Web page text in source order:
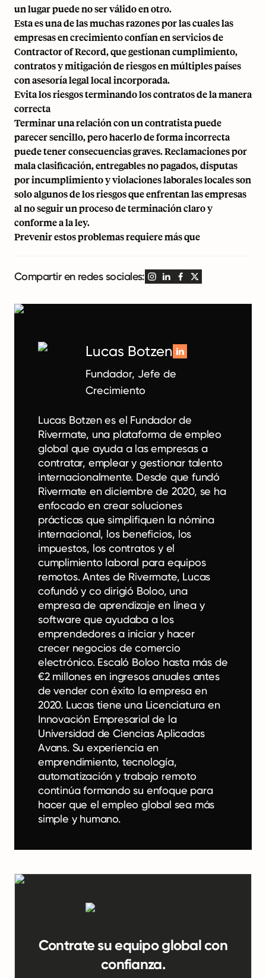
un lugar puede no ser válido en otro.
Esta es una de las muchas razones por las cuales las
empresas en crecimiento confían en servicios de
Contractor of Record, que gestionan cumplimiento,
contratos y mitigación de riesgos en múltiples países
con asesoría legal local incorporada.
Evita los riesgos terminando los contratos de la manera
correcta
Terminar una relación con un contratista puede
parecer sencillo, pero hacerlo de forma incorrecta
puede tener consecuencias graves. Reclamaciones por
mala clasificación, entregables no pagados, disputas
por incumplimiento y violaciones laborales locales son
solo algunos de los riesgos que enfrentan las empresas
al no seguir un proceso de terminación claro y
conforme a la ley.
Prevenir estos problemas requiere más que
Compartir en redes sociales:
Lucas Botzen
Fundador, Jefe de
Crecimiento
Lucas Botzen es el Fundador de
Rivermate, una plataforma de empleo
global que ayuda a las empresas a
contratar, emplear y gestionar talento
internacionalmente. Desde que fundó
Rivermate en diciembre de 2020, se ha
enfocado en crear soluciones
prácticas que simplifiquen la nómina
internacional, los beneficios, los
impuestos, los contratos y el
cumplimiento laboral para equipos
remotos. Antes de Rivermate, Lucas
cofundó y co dirigió Boloo, una
empresa de aprendizaje en línea y
software que ayudaba a los
emprendedores a iniciar y hacer
crecer negocios de comercio
electrónico. Escaló Boloo hasta más de
€2 millones en ingresos anuales antes
de vender con éxito la empresa en
2020. Lucas tiene una Licenciatura en
Innovación Empresarial de la
Universidad de Ciencias Aplicadas
Avans. Su experiencia en
emprendimiento, tecnología,
automatización y trabajo remoto
continúa formando su enfoque para
hacer que el empleo global sea más
simple y humano.
Contrate su equipo global con
confianza.